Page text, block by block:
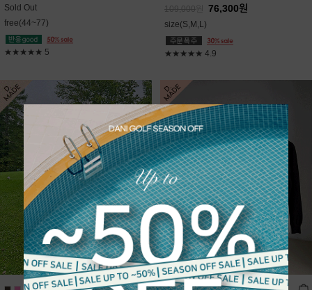
Sold Out
free(44~77)
★★★★★ 5
109,000 76,300원
size(S,M,L)
★★★★★ 4.9